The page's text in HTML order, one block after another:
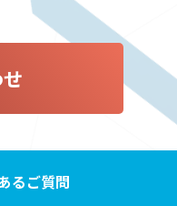
るご質問